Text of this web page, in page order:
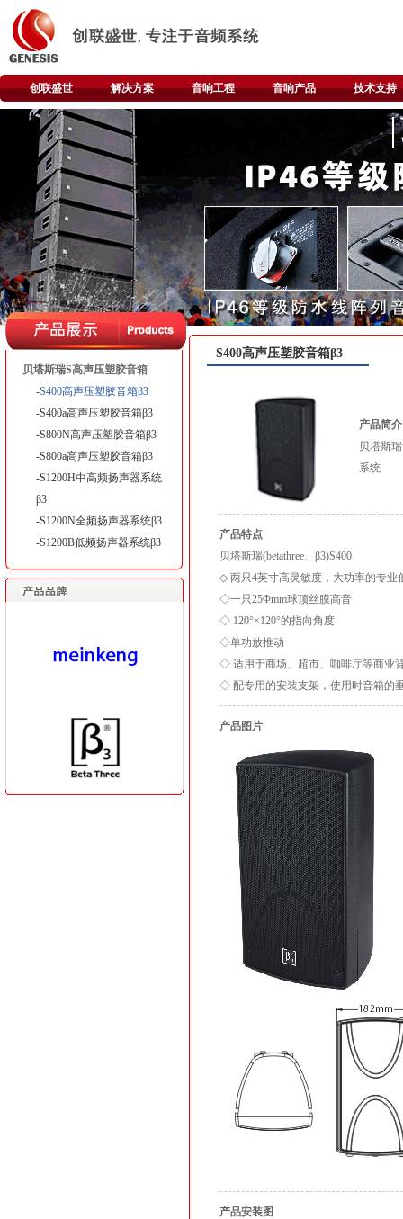
创联盛世 解决方案 音响工程 音响产品 技术支持
贝塔斯瑞S高声压塑胶音箱
-S400高声压塑胶音箱β3
-S400a高声压塑胶音箱β3
-S800N高声压塑胶音箱β3
-S800a高声压塑胶音箱β3
-S1200H中高频扬声器系统
β3
-S1200N全频扬声器系统β3
-S1200B低频扬声器系统β3
S400高声压塑胶音箱β3
产品简介
贝塔斯
系统
产品特点
贝塔斯瑞(betathree、β3)S400
◇ 两只4英寸高灵敏度，大功率的专业
◇一只25Φmm球顶丝膜高音
◇ 120°×120°的指向角度
◇单功放推动
◇ 适用于商场、超市、咖啡厅等商业
◇ 配专用的安装支架，使用时音箱的
产品图片
产品安装图